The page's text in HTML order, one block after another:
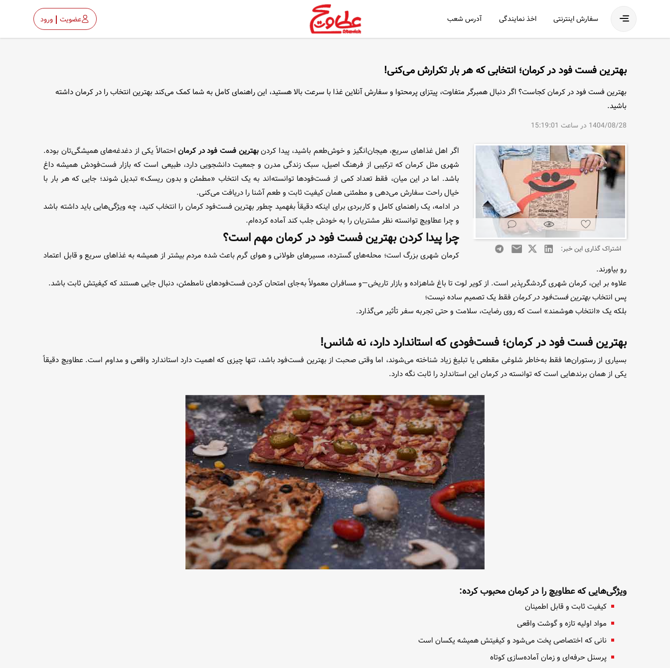
فهرست عضویت ورود سفارش اینترنتی اخذ نمایندگی آدرس شعب
بهترین فست فود در کرمان؛ انتخابی که هر بار تکرارش می‌کنی!
1404/08/28 در ساعت 15:19:01
بهترین فست فود در کرمان کجاست؟ اگر دنبال همبرگر متفاوت، پیتزای پرمحتوا و سفارش آنلاین غذا با سرعت بالا هستید، این راهنمای کامل به شما کمک می‌کند بهترین انتخاب را در کرمان داشته
باشید.
اشتراک گذاری این خبر:
اگر اهل غذاهای سریع، هیجان‌انگیز و خوش‌طعم باشید، پیدا کردنبهترین فست فود در کرماناحتمالاً یکی از دغدغه‌های همیشگی‌تان بوده.
شهری مثل کرمان که ترکیبی از فرهنگ اصیل، سبک زندگی مدرن و جمعیت دانشجویی دارد، طبیعی است که بازار فست‌فودش همیشه داغ
باشد. اما در این میان، فقط تعداد کمی از فست‌فودها توانسته‌اند به یک انتخاب «مطمئن و بدون ریسک» تبدیل شوند؛ جایی که هر بار با
خیال راحت سفارش می‌دهی و مطمئنی همان کیفیت ثابت و طعم آشنا را دریافت می‌کنی.
در ادامه، یک راهنمای کامل و کاربردی برای اینکه دقیقاً بفهمید چطور بهترین فست‌فود کرمان را انتخاب کنید، چه ویژگی‌هایی باید داشته باشد
و چرا عطاویچ توانسته نظر مشتریان را به خودش جلب کند آماده کرده‌ام.
چرا پیدا کردن بهترین فست فود در کرمان مهم است؟
کرمان شهری بزرگ است؛ محله‌های گسترده، مسیرهای طولانی و هوای گرم باعث شده مردم بیشتر از همیشه به غذاهای سریع و قابل اعتماد
رو بیاورند.
علاوه بر این، کرمان شهری گردشگرپذیر است. از کویر لوت تا باغ شاهزاده و بازار تاریخی—و مسافران معمولاً به‌جای امتحان کردن فست‌فودهای نامطمئن، دنبال جایی هستند که کیفیتش ثابت باشد.
پس انتخاببهترین فست‌فود در کرمان فقط یک تصمیم ساده نیست؛
بلکه یک «انتخاب هوشمند» است که روی رضایت، سلامت و حتی تجربه سفر تأثیر می‌گذارد.
بهترین فست فود در کرمان؛ فست‌فودی که استاندارد دارد، نه شانس!
بسیاری از رستوران‌ها فقط به‌خاطر شلوغی مقطعی یا تبلیغ زیاد شناخته می‌شوند، اما وقتی صحبت از بهترین فست‌فود باشد، تنها چیزی که اهمیت دارد استاندارد واقعی و مداوم است. عطاویچ دقیقاً
یکی از همان برندهایی است که توانسته در کرمان این استاندارد را ثابت نگه دارد.
ویژگی‌هایی که عطاویچ را در کرمان محبوب کرده:
کیفیت ثابت و قابل اطمینان
مواد اولیه تازه و گوشت واقعی
نانی که اختصاصی پخت می‌شود و کیفیتش همیشه یکسان است
پرسنل حرفه‌ای و زمان آماده‌سازی کوتاه